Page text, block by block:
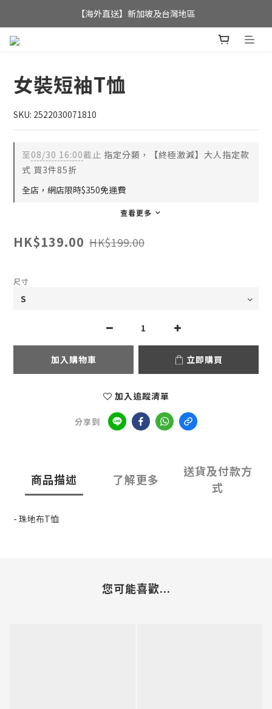
全店滿$350，即可享港澳地區免運費;
【海外直送】新加坡及台灣地區
女裝短袖T恤
SKU: 2522030071810
至08/30 16:00截止 指定分類，【終極激減】大人指定款
式 買3件85折
全店，網店限時$350免運費
查看更多
HK$139.00 HK$199.00
尺寸
加入購物車 立即購買
加入追蹤清單
分享到
商品描述 了解更多
送貨及付款方
式
- 珠地布T恤
您可能喜歡...